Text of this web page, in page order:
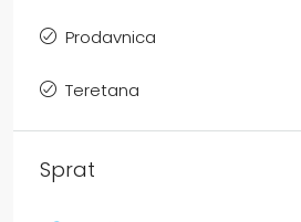
Prodavnica
Teretana
Sprat